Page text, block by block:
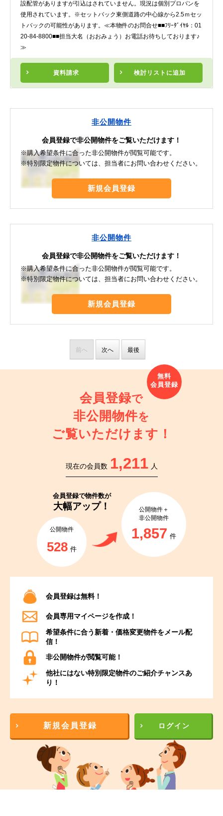
資料請求 検討リスト に追加
設配管がありますが引込はされていません。現況は個別プロパンを
使用されています。※セットバック東側道路の中心線から2.5ｍセッ
トバックの可能性があります。≪本物件のお問合せ■■ﾌﾘｰﾀﾞｲﾔﾙ：01
20-84-8800■■担当大名（おおみょう）お電話お待ちしております♪
≫
非公開物件
会員登録で非公開物件をご覧いただけます！
※購入希望条件に合った非公開物件が閲覧可能です。
※特別限定物件については、担当者にお問い合わせください。
新規会員登録
非公開物件
会員登録で非公開物件をご覧いただけます！
※購入希望条件に合った非公開物件が閲覧可能です。
※特別限定物件については、担当者にお問い合わせください。
新規会員登録
前へ 次へ 最後
会員登録で
非公開物件を
ご覧いただけます！
現在の会員数 1,211 人
会員登録で物件数が
大幅アップ！
公開物件
528 件
公開物件＋
非公開物件
1,857 件
会員登録は無料！
会員専用マイページを作成！
希望条件に合う新着・価格変更物件をメール配
信！
非公開物件が閲覧可能！
他社にはない特別限定物件のご紹介チャンスあ
り！
新規会員登録 ログイン